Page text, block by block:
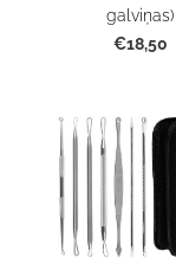
galviņas)
€18,50